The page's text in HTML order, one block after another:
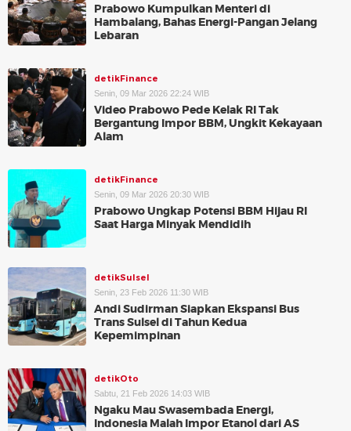
Prabowo Kumpulkan Menteri di
Hambalang, Bahas Energi-Pangan Jelang
Lebaran
detikFinance
Senin, 09 Mar 2026 22:24 WIB
Video Prabowo Pede Kelak RI Tak
Bergantung Impor BBM, Ungkit Kekayaan
Alam
detikFinance
Senin, 09 Mar 2026 20:30 WIB
Prabowo Ungkap Potensi BBM Hijau RI
Saat Harga Minyak Mendidih
detikSulsel
Senin, 23 Feb 2026 11:30 WIB
Andi Sudirman Siapkan Ekspansi Bus
Trans Sulsel di Tahun Kedua
Kepemimpinan
detikOto
Sabtu, 21 Feb 2026 14:03 WIB
Ngaku Mau Swasembada Energi,
Indonesia Malah Impor Etanol dari AS